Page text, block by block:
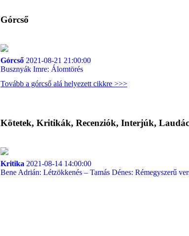
Górcső
Górcső 2021-08-21 21:00:00
Busznyák Imre: Álomtörés
Tovább a górcső alá helyezett cikkre >>>
Kötetek, Kritikák, Recenziók, Interjúk,
Kritika 2021-08-14 14:00:00
Bene Adrián: Létzökkenés – Tamás Dénes: Rémegyszerű